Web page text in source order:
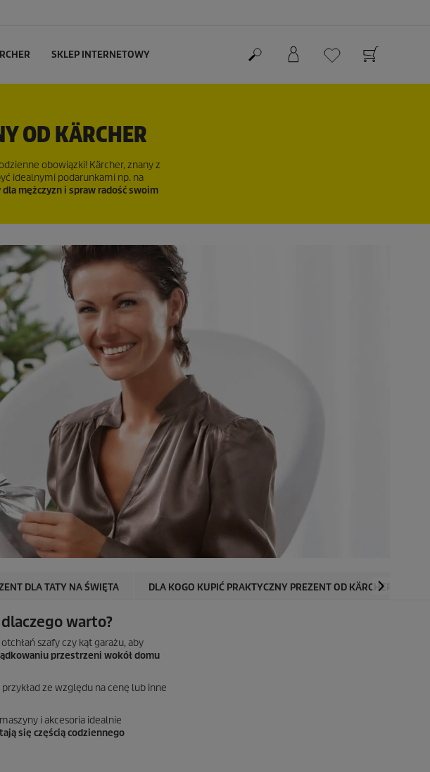
SKLEP INTERNETOWY
OD KÄRCHER
obowiązki! Kärcher, znany z
idealnymi podarunkami np. na
mężczyzn i spraw radość swoim
DLA TATY NA ŚWIĘTA DLA KOGO KUPIĆ PRAKTYCZNY PREZENT OD KÄRCHER?
warto?
szafy czy kąt garażu, aby
przestrzeni wokół domu
ze względu na cenę lub inne
i akcesoria idealnie
się częścią codziennego